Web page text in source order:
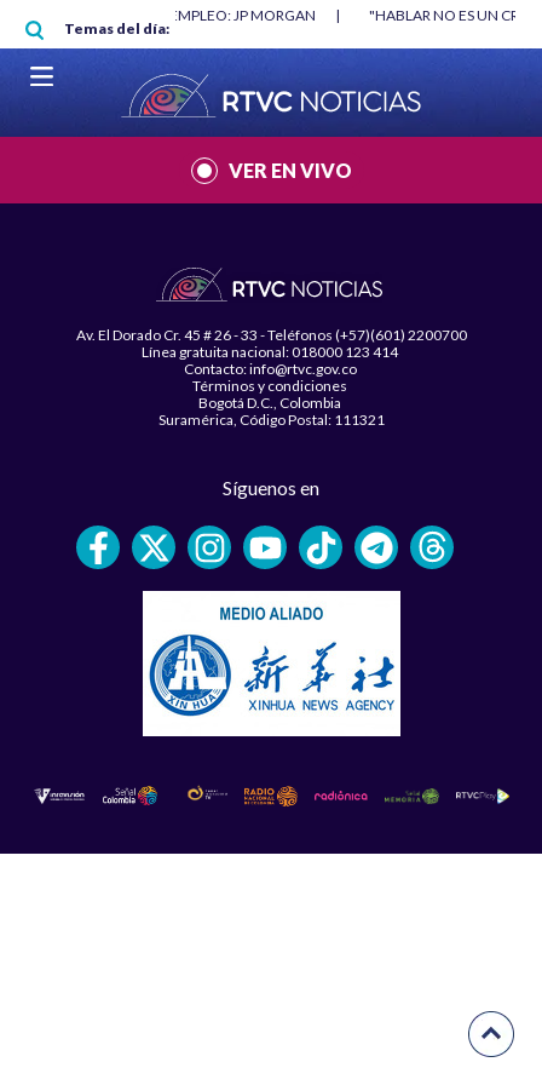
Pasar al contenido principal
Temas del día:
MÍNIMO NO DESTRUYÓ EMPLEO: JP MORGAN |
"HABLAR NO ES UN
MUNDIAL 2026
|
VER EN VIVO
Av. El Dorado Cr. 45 # 26 - 33 - Teléfonos (+57)(601) 2200700
Línea gratuita nacional: 018000 123 414
Contacto: info@rtvc.gov.co
Términos y condiciones
Bogotá D.C., Colombia
Suramérica, Código Postal: 111321
Síguenos en